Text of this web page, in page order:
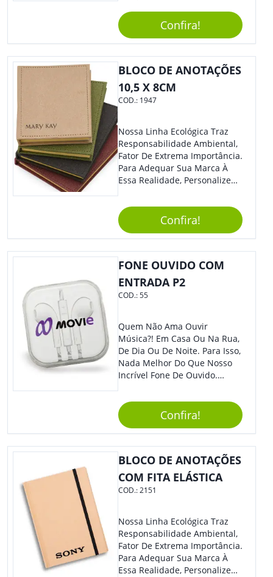
Acompanha Pilhas) – Contém
Desenho Indicativo De
Abertura E Fechamento Da
Tampa; Botões Para Extração
E Remoção De Rolhas E Parte
Inferior Com Anel Cortador De
Lacre (Removível).
Confira!
BLOCO DE ANOTAÇÕES
10,5 X 8CM
COD.: 1947
Nossa Linha Ecológica Traz
Responsabilidade Ambiental,
Fator De Extrema Importância.
Para Adequar Sua Marca À
Essa Realidade, Personalize
Anotações Com Post-It E
Caneta. Elaborado A Partir De
Material Reciclado, O Brinde
Também É Prático, Tornando-
Se Assim Excelente Para Uso
Cotidiano. Perfeito, Não É?!
Confira!
FONE OUVIDO COM
ENTRADA P2
COD.:55
Quem Não Ama Ouvir
Música?! Em Casa Ou Na Rua,
De Dia Ou De Noite. Para Isso,
Nada Melhor Do Que Nosso
Incrível Fone De Ouvido.
De Excelente Qualidade, E
Contando Com Tamanho De
Fio Ideal Para Se Movimentar
Com Mais Liberdade, É O
Brinde Que Seus Clientes E
Colaboradores Mais Querem!
Não Fique De Fora! Ofereça
Em Eventos, Feiras E
Congressos, E Tenha Sua
Confira!
BLOCO DE ANOTAÇÕES
COM FITA ELÁSTICA
COD.:2151
Nossa Linha Ecológica Traz
Responsabilidade Ambiental,
Fator De Extrema Importância.
Para Adequar Sua Marca À
Essa Realidade, Personalize